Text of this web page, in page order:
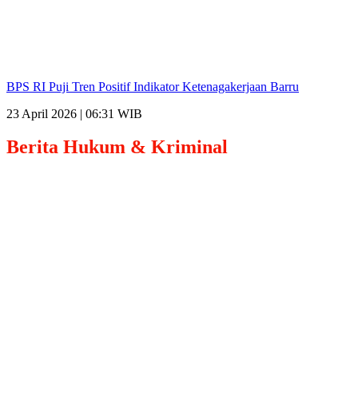
BPS RI Puji Tren Positif Indikator Ketenagakerjaan Barru
23 April 2026 | 06:31 WIB
Berita Hukum & Kriminal